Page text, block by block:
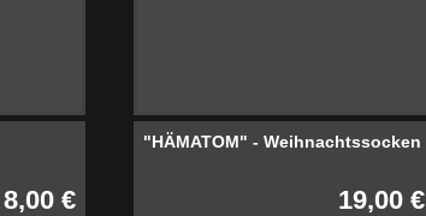
8,00 €
"HÄMATOM" - Weihnachtssocken
19,00 €